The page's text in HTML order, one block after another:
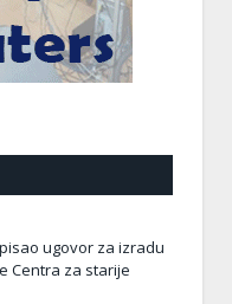
ugovor za izradu
Centra za starije